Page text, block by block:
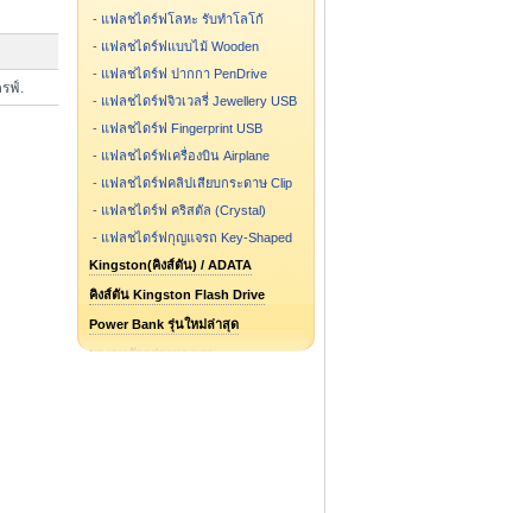
ฟ์.
- แฟลชไดร์ฟโลหะ รับทำโลโก้
- แฟลชไดร์ฟแบบไม้ Wooden
- แฟลชไดร์ฟ ปากกา PenDrive
- แฟลชไดร์ฟจิวเวลรี่ Jewellery USB
- แฟลชไดร์ฟ Fingerprint USB
- แฟลชไดร์ฟเครื่องบิน Airplane
- แฟลชไดร์ฟคลิปเสียบกระดาษ Clip
- แฟลชไดร์ฟ คริสตัล (Crystal)
- แฟลชไดร์ฟกุญแจรถ Key-Shaped
Kingston(คิงส์ตัน) / ADATA
คิงส์ตัน Kingston Flash Drive
Power Bank รุ่นใหม่ล่าสุด
ผลงานตัวอย่างของเรา